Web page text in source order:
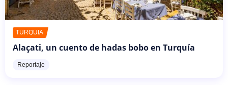
TURQUÍA
Alaçati, un cuento de hadas bobo en Turquía
Reportaje